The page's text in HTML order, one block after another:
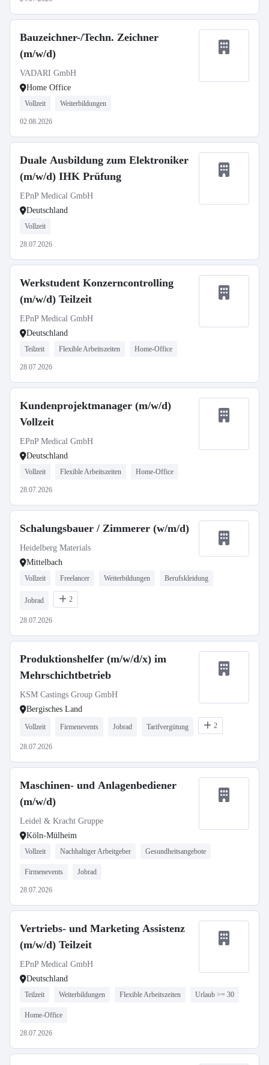
Bauzeichner-/Techn. Zeichner
(m/w/d)
VADARI GmbH
Home Office
Vollzeit Weiterbildungen
02.08.2026
Duale Ausbildung zum Elektroniker
(m/w/d) IHK Prüfung
EPnP Medical GmbH
Deutschland
Vollzeit
28.07.2026
Werkstudent Konzerncontrolling
(m/w/d) Teilzeit
EPnP Medical GmbH
Deutschland
Teilzeit Flexible Arbeitszeiten Home-Office
28.07.2026
Kundenprojektmanager (m/w/d)
Vollzeit
EPnP Medical GmbH
Deutschland
Vollzeit Flexible Arbeitszeiten Home-Office
28.07.2026
Schalungsbauer / Zimmerer (w/m/d)
Heidelberg Materials
Mittelbach
Vollzeit Freelancer Weiterbildungen Berufskleidung
Jobrad 2
28.07.2026
Produktionshelfer (m/w/d/x) im
Mehrschichtbetrieb
KSM Castings Group GmbH
Bergisches Land
Vollzeit Firmenevents Jobrad Tarifvergütung 2
28.07.2026
Maschinen- und Anlagenbediener
(m/w/d)
Leidel & Kracht Gruppe
Köln-Mülheim
Vollzeit Nachhaltiger Arbeitgeber Gesundheitsangebote
Firmenevents Jobrad
28.07.2026
Vertriebs- und Marketing Assistenz
(m/w/d) Teilzeit
EPnP Medical GmbH
Deutschland
Teilzeit Weiterbildungen Flexible Arbeitszeiten Urlaub >= 30
Home-Office
28.07.2026